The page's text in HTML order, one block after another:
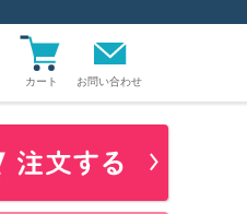
お問い合わせ